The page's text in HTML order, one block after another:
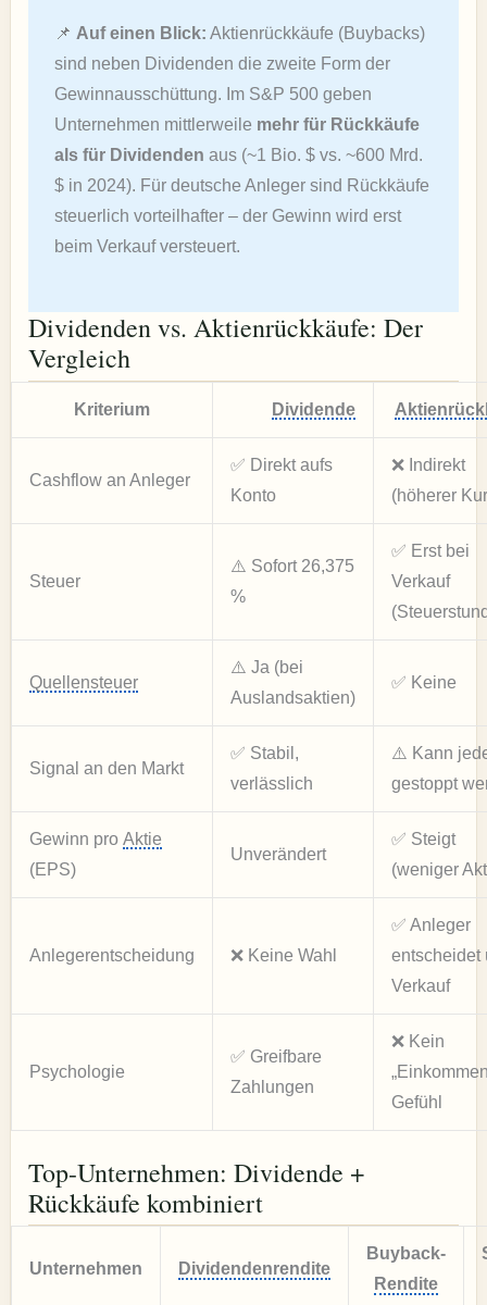
📌 Auf einen Blick: Aktienrückkäufe (Buybacks)
sind neben Dividenden die zweite Form der
Gewinnausschüttung. Im S&P 500 geben
Unternehmen mittlerweile mehr für Rückkäufe
als für Dividenden aus (~1 Bio. $ vs. ~600 Mrd.
$ in 2024). Für deutsche Anleger sind Rückkäufe
steuerlich vorteilhafter – der Gewinn wird erst
beim Verkauf versteuert.
Dividenden vs. Aktienrückkäufe: Der
Vergleich
Kriterium Dividende
Cashflow an Anleger
✅ Direkt aufs
Konto
❌ Indirekt
(höherer
Steuer
⚠️ Sofort 26,375
%
✅ Erst bei
Verkauf
Quellensteuer
⚠️ Ja (bei
Auslandsaktien)
✅ Keine
Signal an den Markt
✅ Stabil,
verlässlich
⚠️ Kann
gestoppt
Gewinn pro Aktie
(EPS)
Unverändert
✅ Steigt
(weniger
Anlegerentscheidung ❌ Keine Wahl
✅ Anleger
entscheidet
Verkauf
Psychologie
✅ Greifbare
Zahlungen
❌ Kein
Gefühl
Top-Unternehmen: Dividende +
Rückkäufe kombiniert
Unternehmen Dividendenrendite
Buyback-
Rendite